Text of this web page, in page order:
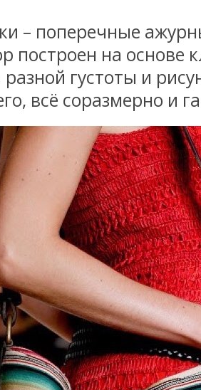
– поперечные
построен на основе
густоты и
всё соразмерно и